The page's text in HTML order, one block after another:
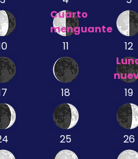
Cuarto
menguante
11
12
18 19
25 26